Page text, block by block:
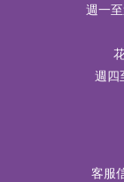
週一
週四
客服